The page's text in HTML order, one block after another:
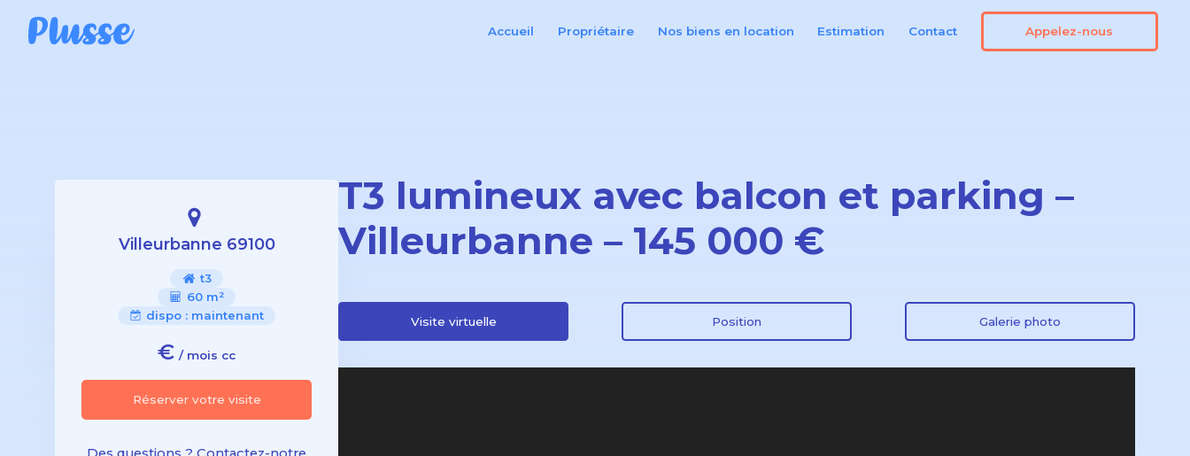
Accueil Propriétaire Nos biens en location Estimation Contact Appelez-nous
Villeurbanne 69100
t3
60 m²
dispo : maintenant
€ / mois cc
Réserver votre visite
T3 lumineux avec balcon et parking –
Villeurbanne – 145 000 €
Visite virtuelle Position Galerie photo